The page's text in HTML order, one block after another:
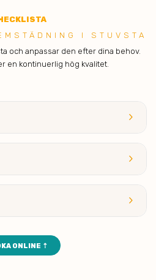
I STUVSTA
och anpassar den efter dina behov.
en kontinuerlig hög kvalitet.
keyboard_arrow_right
keyboard_arrow_right
keyboard_arrow_right
ONLINE ⇡